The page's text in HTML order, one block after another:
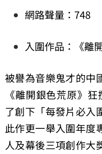
網路聲量：748
入圍作品：《離
被譽為音樂鬼才的中
《離開銀色荒原》
了創下「每發片必入
此作更一舉入圍年度
人及幕後三項創作大